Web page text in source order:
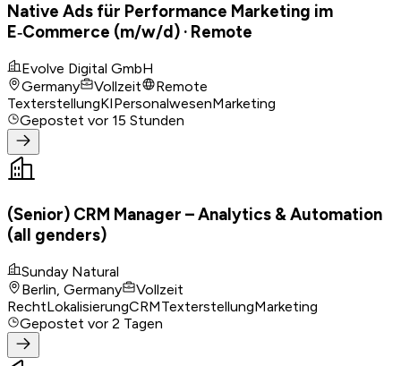
Native Ads für Performance Marketing im
E‑Commerce (m/w/d) · Remote
Evolve Digital GmbH
Germany
Vollzeit
Remote
TexterstellungKIPersonalwesenMarketing
Gepostet vor 15 Stunden
(Senior) CRM Manager – Analytics & Automation
(all genders)
Sunday Natural
Berlin, Germany
Vollzeit
RechtLokalisierungCRMTexterstellungMarketing
Gepostet vor 2 Tagen